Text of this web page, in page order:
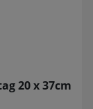
20 x 37cm